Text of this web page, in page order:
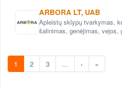
ARBORA LT, UAB
Apleistų sklypų tvarkymas,
šalinimas, genėjimas, vejos,
1 2 3 … › »